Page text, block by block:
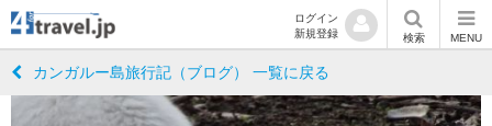
ログイン
新規登録
検索 MENU
カンガルー島旅行記（ブログ） 一覧に戻る